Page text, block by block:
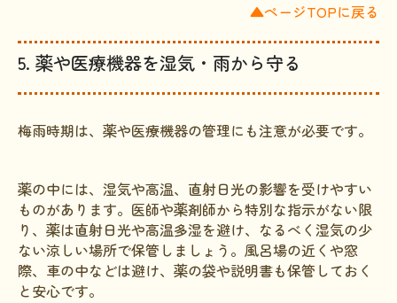
▲ページTOPに戻る
5. 薬や医療機器を湿気・雨から守る
梅雨時期は、薬や医療機器の管理にも注意が必要です。
薬の中には、湿気や高温、直射日光の影響を受けやすい
ものがあります。医師や薬剤師から特別な指示がない限
り、薬は直射日光や高温多湿を避け、なるべく湿気の少
ない涼しい場所で保管しましょう。風呂場の近くや窓
際、車の中などは避け、薬の袋や説明書も保管しておく
と安心です。